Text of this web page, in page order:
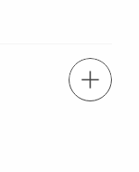
+57 (601) 8785767